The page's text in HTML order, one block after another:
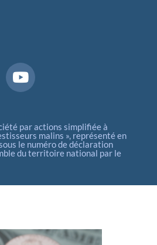
par actions simplifiée à
malins », représenté en
le numéro de déclaration
du territoire national par le